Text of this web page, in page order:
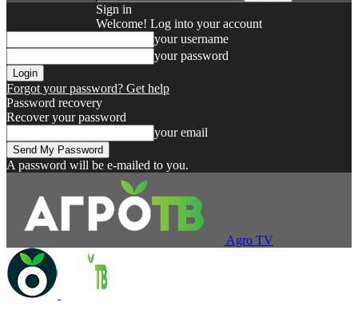
Sign in
Welcome! Log into your account
your username
your password
Forgot your password? Get help
Password recovery
Recover your password
your email
A password will be e-mailed to you.
Agro TV